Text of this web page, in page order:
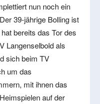
nun noch ein
39-jährige Bolling ist
bereits das Tor des
Langenselbold als
sich beim TV
um das
mit ihnen das
auf der